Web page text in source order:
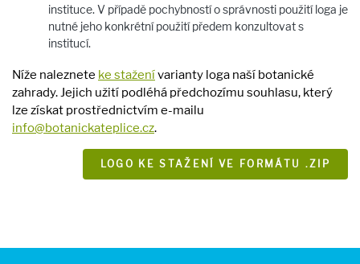
instituce. V případě pochybností o správnosti použití loga je
nutné jeho konkrétní použití předem konzultovat s
institucí.
Níže naleznete ke staženívarianty loga naší botanické
zahrady. Jejich užití podléhá předchozímu souhlasu, který
lze získat prostřednictvím e-mailu
info@botanickateplice.cz.
LOGO KE STAŽENÍ VE FORMÁTU .ZIP